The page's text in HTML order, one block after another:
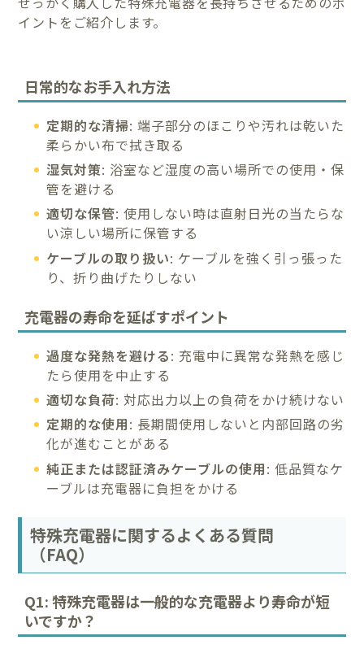
イントをご紹介します。
日常的なお手入れ方法
定期的な清掃: 端子部分のほこりや汚れは乾いた
柔らかい布で拭き取る
湿気対策: 浴室など湿度の高い場所での使用・保
管を避ける
適切な保管: 使用しない時は直射日光の当たらな
い涼しい場所に保管する
ケーブルの取り扱い: ケーブルを強く引っ張った
り、折り曲げたりしない
充電器の寿命を延ばすポイント
過度な発熱を避ける: 充電中に異常な発熱を感じ
たら使用を中止する
適切な負荷: 対応出力以上の負荷をかけ続けない
定期的な使用: 長期間使用しないと内部回路の劣
化が進むことがある
純正または認証済みケーブルの使用: 低品質なケ
ーブルは充電器に負担をかける
特殊充電器に関するよくある質問
（FAQ）
Q1: 特殊充電器は一般的な充電器より寿命が短
いですか？